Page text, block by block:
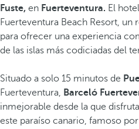
Fuste, en Fuerteventura. El
Fuerteventura Beach Resort,
para ofrecer una experiencia
de las islas más codiciadas del
Situado a solo 15 minutos de
Fuerteventura, Barceló
inmejorable desde la que
este paraíso canario, famoso